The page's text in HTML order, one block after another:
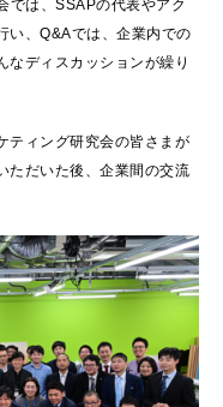
では、SSAPの代表やアク
い、Q&Aでは、企業内での
なディスカッションが繰り
ティング研究会の皆さまが
ただいた後、企業間の交流